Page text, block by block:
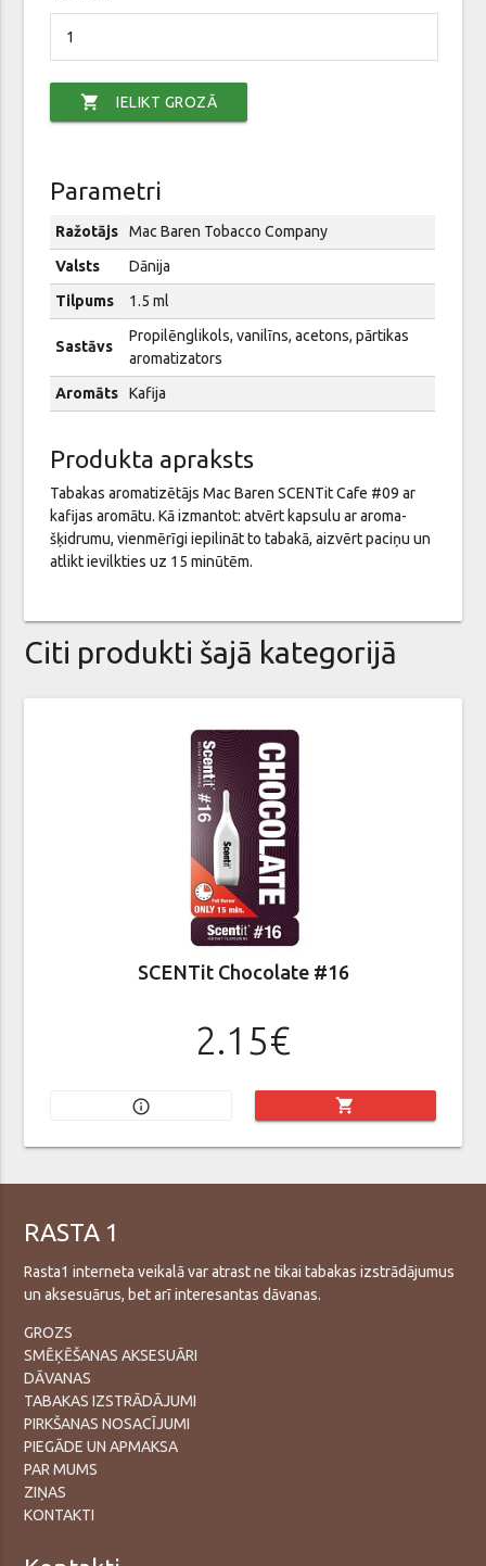
shopping_cart IELIKT GROZĀ
Parametri
Ražotājs
Mac Baren Tobacco Company
Valsts
Dānija
Tilpums
1.5 ml
Sastāvs
Propilēnglikols, vanilīns, acetons, pārtikas
aromatizators
Aromāts
Kafija
Produkta apraksts
Tabakas aromatizētājs Mac Baren SCENTit Cafe #09 ar
kafijas aromātu. Kā izmantot: atvērt kapsulu ar aroma-
šķidrumu, vienmērīgi iepilināt to tabakā, aizvērt paciņu un
atlikt ievilkties uz 15 minūtēm.
Citi produkti šajā kategorijā
SCENTit Chocolate #16
2.15€
info_outline shopping_cart
RASTA 1
Rasta1 interneta veikalā var atrast ne tikai tabakas izstrādājumus
un aksesuārus, bet arī interesantas dāvanas.
GROZS
SMĒĶĒŠANAS AKSESUĀRI
DĀVANAS
TABAKAS IZSTRĀDĀJUMI
PIRKŠANAS NOSACĪJUMI
PIEGĀDE UN APMAKSA
PAR MUMS
ZIŅAS
KONTAKTI